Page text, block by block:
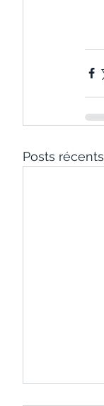
Posts récents